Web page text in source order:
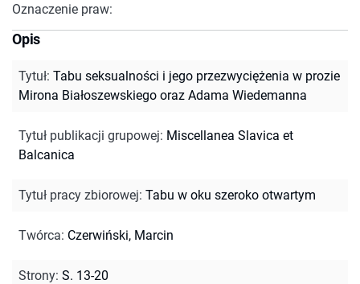
Oznaczenie praw:
Opis
Tytuł: Tabu seksualności i jego przezwyciężenia w prozie
Mirona Białoszewskiego oraz Adama Wiedemanna
Tytuł publikacji grupowej: Miscellanea Slavica et
Balcanica
Tytuł pracy zbiorowej: Tabu w oku szeroko otwartym
Twórca: Czerwiński, Marcin
Strony: S. 13-20